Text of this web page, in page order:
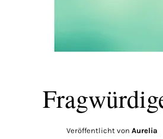
Veröffentlicht von Aurelia